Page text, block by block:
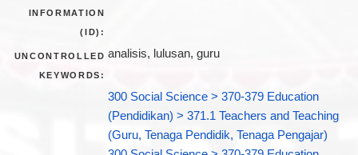
INFORMATION
(ID):
UNCONTROLLED
KEYWORDS:
analisis, lulusan, guru
300 Social Science > 370-379 Education
(Pendidikan) > 371.1 Teachers and Teaching
(Guru, Tenaga Pendidik, Tenaga Pengajar)